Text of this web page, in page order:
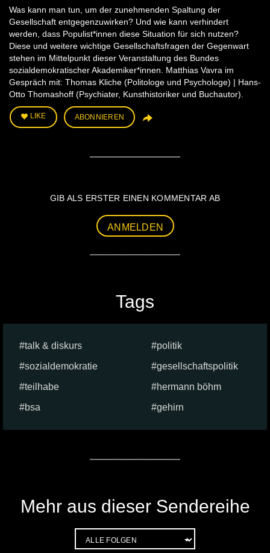
Was kann man tun, um der zunehmenden Spaltung der
Gesellschaft entgegenzuwirken? Und wie kann verhindert
werden, dass Populist*innen diese Situation für sich nutzen?
Diese und weitere wichtige Gesellschaftsfragen der Gegenwart
stehen im Mittelpunkt dieser Veranstaltung des Bundes
sozialdemokratischer Akademiker*innen. Matthias Vavra im
Gespräch mit: Thomas Kliche (Politologe und Psychologe) | Hans-
Otto Thomashoff (Psychiater, Kunsthistoriker und Buchautor).
LIKE ABONNIEREN
GIB ALS ERSTER EINEN KOMMENTAR AB
ANMELDEN
Tags
talk & diskurs
politik
sozialdemokratie
gesellschaftspolitik
teilhabe
hermann böhm
bsa
gehirn
Mehr aus dieser Sendereihe